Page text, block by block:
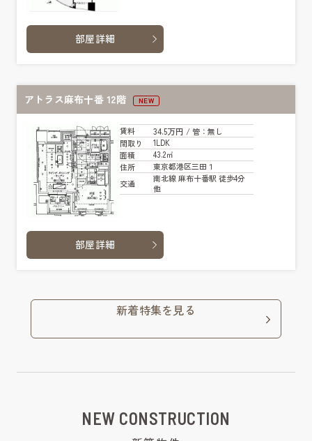
部屋詳細
アトラス麻布十番 12階 NEW
賃料 34.5万円 / 管：無し
間取り
1LDK
面積
43.2㎡
住所
東京都港区三田１
交通
南北線 麻布十番駅 徒歩4分
他
部屋詳細
新着特集を見る
NEW CONSTRUCTION